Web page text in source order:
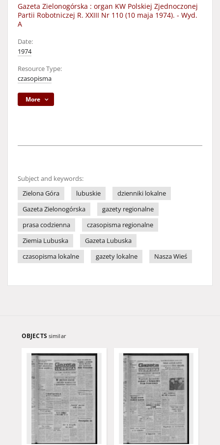
Gazeta Zielonogórska : organ KW Polskiej Zjednoczonej
Partii Robotniczej R. XXIII Nr 110 (10 maja 1974). - Wyd.
A
Date:
1974
Resource Type:
czasopisma
More
Subject and keywords:
Zielona Góra
lubuskie
dzienniki lokalne
Gazeta Zielonogórska
gazety regionalne
prasa codzienna
czasopisma regionalne
Ziemia Lubuska
Gazeta Lubuska
czasopisma lokalne
gazety lokalne Nasza Wieś
OBJECTS similar